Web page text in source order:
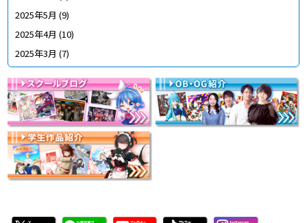
2025年5月 (9)
2025年4月 (10)
2025年3月 (7)